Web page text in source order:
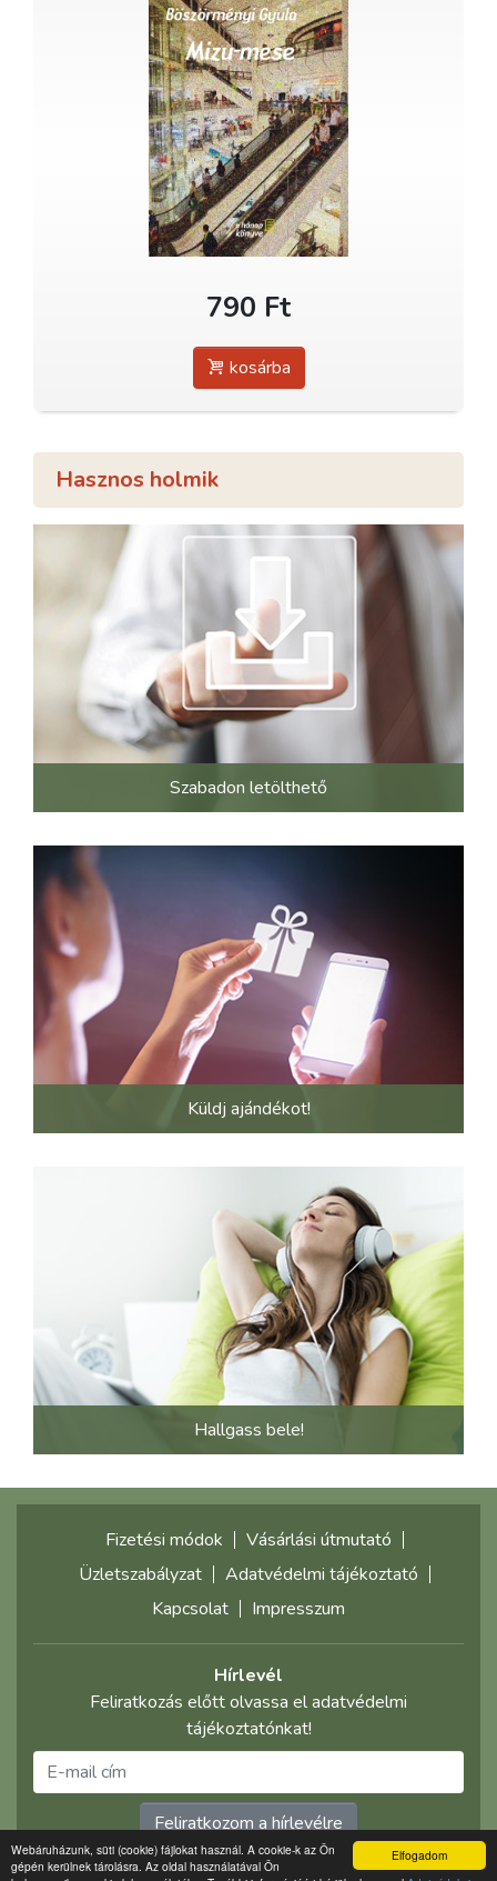
Elfogadom
Webáruházunk, süti (cookie) fájlokat használ. A cookie-k az Ön
gépén kerülnek tárolásra. Az oldal használatával Ön
790 Ft
kosárba
Hasznos holmik
Szabadon letölthető
Küldj ajándékot!
Hallgass bele!
Fizetési módok
Vásárlási útmutató
Üzletszabályzat
Adatvédelmi tájékoztató
Kapcsolat
Impresszum
Hírlevél
Feliratkozás előtt olvassa el adatvédelmi
tájékoztatónkat!
Feliratkozom a hírlevélre
©2021 multimediaplaza.com